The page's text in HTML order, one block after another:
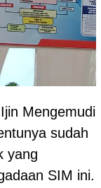
Mengemudi
sudah
yang
SIM ini.